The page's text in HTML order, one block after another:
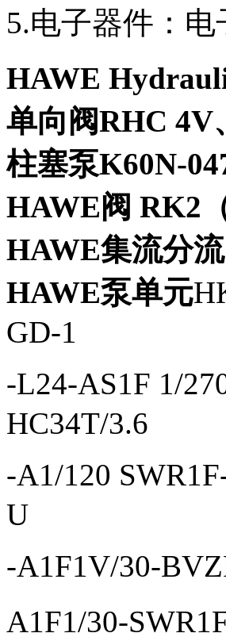
5.电子器件：
HAWE
单向阀RHC 4V
柱塞泵K60N-
HAWE阀 RK2
HAWE集流分
HAWE泵单元
GD-1
-L24-AS1F 1/
HC34T/3.6
-A1/120
U
-A1F1V/30-
A1F1/30-